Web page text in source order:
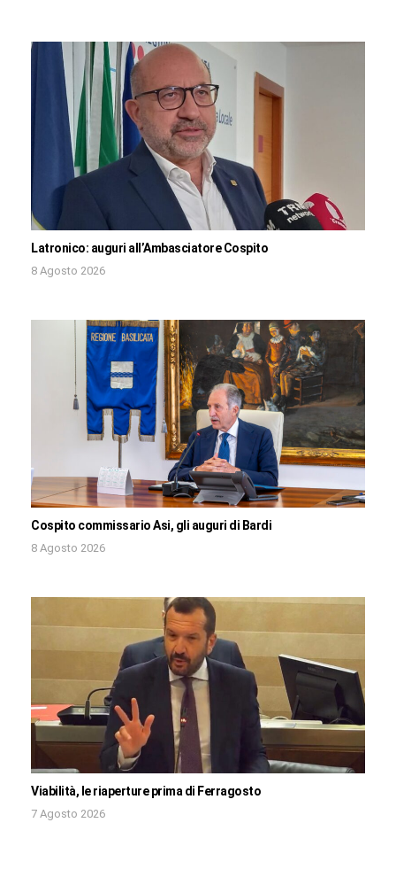
Latronico: auguri all’Ambasciatore Cospito
8 Agosto 2026
Cospito commissario Asi, gli auguri di Bardi
8 Agosto 2026
Viabilità, le riaperture prima di Ferragosto
7 Agosto 2026